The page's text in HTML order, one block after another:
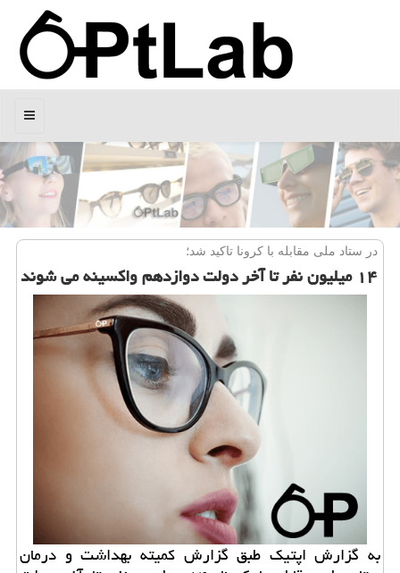
منو
در ستاد ملی مقابله با كرونا تاكید شد؛
۱۴ میلیون نفر تا آخر دولت دوازدهم واكسینه می شوند
به گزارش اپتیک طبق گزارش کمیته بهداشت و درمان